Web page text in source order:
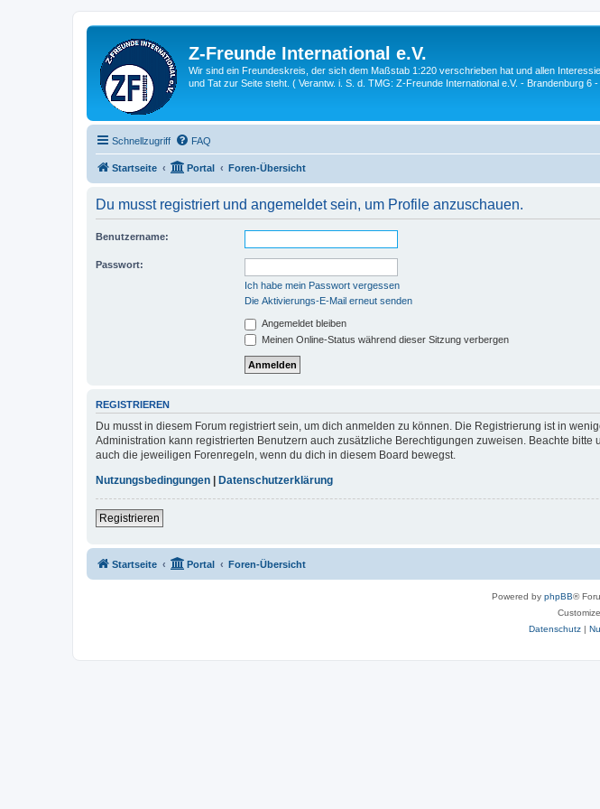
Z-Freunde International e.V.
Wir sind ein Freundeskreis, der sich dem Maßstab 1:220 verschrieben hat und allen
und Tat zur Seite steht. ( Verantw. i. S. d. TMG: Z-Freunde International e.V. - Brandenburg 6
Schnellzugriff FAQ
Startseite Portal Foren-Übersicht
Du musst registriert und angemeldet sein, um Profile anzuschauen.
Benutzername:
Passwort:
Ich habe mein Passwort vergessen
Die Aktivierungs-E-Mail erneut senden
Angemeldet bleiben
Meinen Online-Status während dieser Sitzung verbergen
REGISTRIEREN
Du musst in diesem Forum registriert sein, um dich anmelden zu können. Die Registrierung ist in
Administration kann registrierten Benutzern auch zusätzliche Berechtigungen zuweisen. Beachte
auch die jeweiligen Forenregeln, wenn du dich in diesem Board bewegst.
Nutzungsbedingungen | Datenschutzerklärung
Registrieren
Startseite Portal Foren-Übersicht
Powered by phpBB®
Datenschutz|